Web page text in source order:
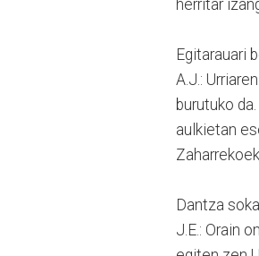
herritar
Egitarauari
A.J.:
burutuko
aulkietan
Dantza
J.E.: Orain